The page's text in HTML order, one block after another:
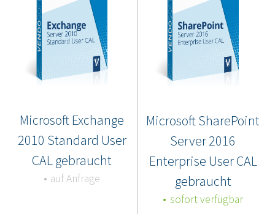
Microsoft Exchange
2010 Standard User
CAL gebraucht
auf Anfrage
Microsoft SharePoint
Server 2016
Enterprise User CAL
gebraucht
sofort verfügbar